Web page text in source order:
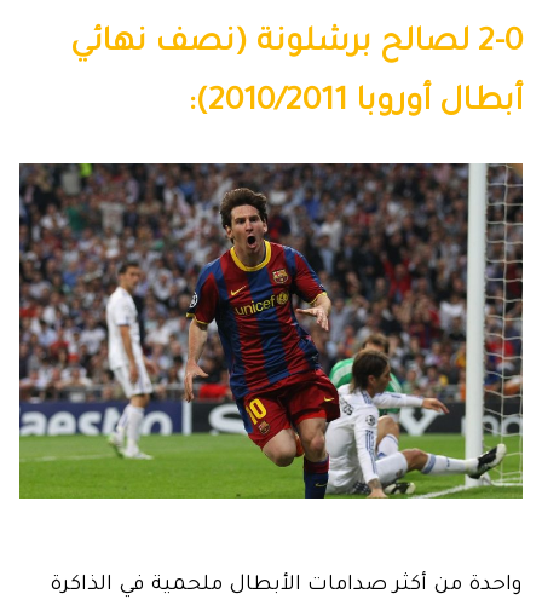
2-0 لصالح برشلونة (نصف نهائي
أبطال أوروبا 2010/2011):
واحدة من أكثر صدامات الأبطال ملحمية في الذاكرة